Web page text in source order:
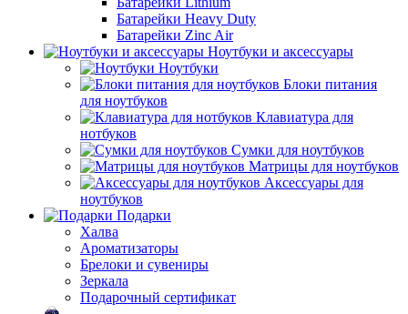
Батарейки Heavy Duty
Батарейки Zinc Air
Ноутбуки и аксессуары
Ноутбуки
Блоки питания
для ноутбуков
Клавиатура для
нотбуков
Сумки для ноутбуков
Матрицы для ноутбуков
Аксессуары для
ноутбуков
Подарки
Халва
Ароматизаторы
Брелоки и сувениры
Зеркала
Подарочный сертификат